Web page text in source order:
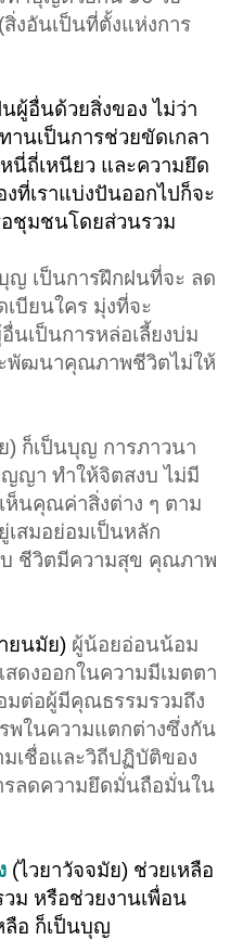
(สิ่งอันเป็นที่ตั้งแห่งการ
ผู้อื่นด้วยสิ่งของ ไม่ว่า
านเป็นการช่วยขัดเกลา
นี่ถี่เหนียว และความยึด
ที่เราแบ่งปันออกไปก็จะ
ชุมชนโดยส่วนรวม
ญ เป็นการฝึกฝนที่จะ ลด
เบียนใคร มุ่งที่จะ
นเป็นการหล่อเลี้ยงบ่ม
ะพัฒนาคุณภาพชีวิตไม่ให้
) ก็เป็นบุญ การภาวนา
ญา ทำให้จิตสงบ ไม่มี
เห็นคุณค่าสิ่งต่าง ๆ ตาม
เสมอย่อมเป็นหลัก
ชีวิตมีความสุข คุณภาพ
ยนมัย) ผู้น้อยอ่อนน้อม
งออกในความมีเมตตา
มต่อผู้มีคุณธรรมรวมถึง
พในความแตกต่างซึ่งกัน
เชื่อและวิถีปฏิบัติของ
ลดความยึดมั่นถือมั่นใน
(ไวยาวัจจมัย) ช่วยเหลือ
ม หรือช่วยงานเพื่อน
ลือ ก็เป็นบุญ